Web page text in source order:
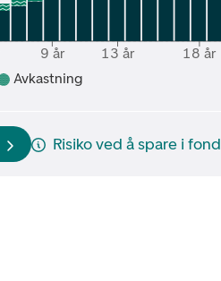
9 år 13 år 18 år
Avkastning
Risiko ved å spare i fond